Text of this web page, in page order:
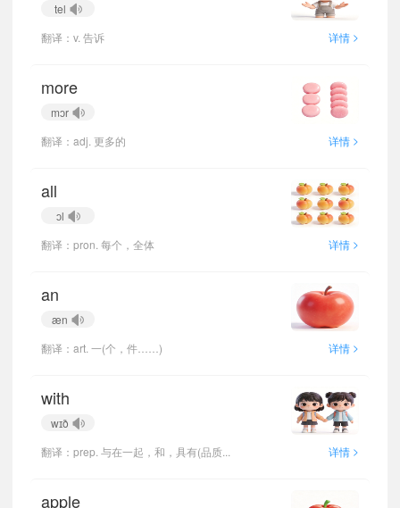
tel
翻译：v. 告诉
详情 >
more
mɔr
翻译：adj. 更多的
详情 >
all
ɔl
翻译：pron. 每个，全体
详情 >
an
æn
翻译：art. 一(个，件……)
详情 >
with
wɪð
翻译：prep. 与在一起，和，具有(品质...
详情 >
apple